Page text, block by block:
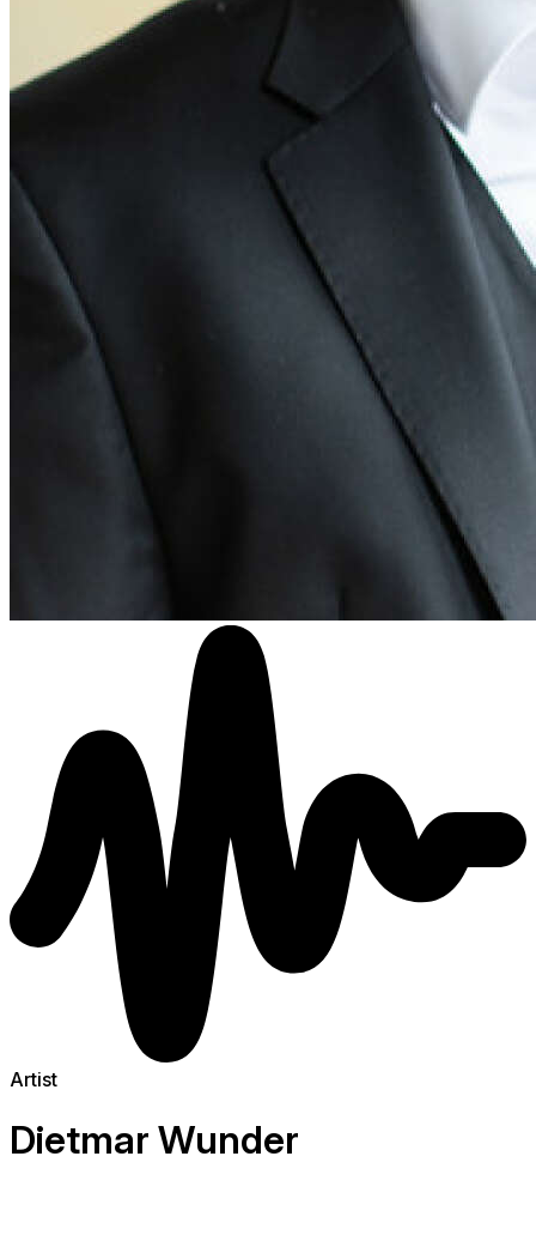
Artist
Dietmar Wunder